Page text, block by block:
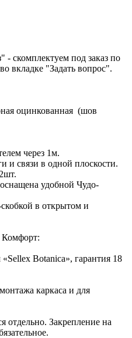
- скомплектуем под заказ по
вкладке "Задать вопрос".
оцинкованная (шов
через 1м.
и связи в одной плоскости.
удобной Чудо-
в открытом и
Комфорт:
Botanica», гарантия 18
каркаса и для
отдельно. Закрепление на